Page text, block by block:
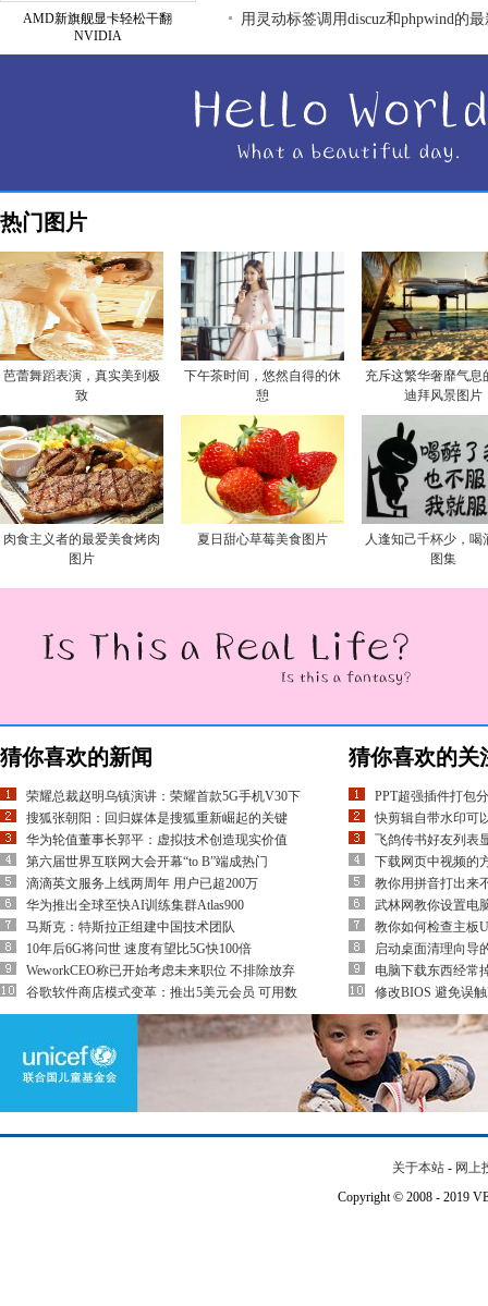
AMD新旗舰显卡轻松干翻
NVIDIA
用灵动标签调用discuz和phpwind的
热门图片
芭蕾舞蹈表演，真实美到极
致
下午茶时间，悠然自得的休
憩
充斥这繁华奢靡气息
迪拜风景图片
肉食主义者的最爱美食烤肉
图片
夏日甜心草莓美食图片
人逢知己千杯少，喝
图集
猜你喜欢的新闻
荣耀总裁赵明乌镇演讲：荣耀首款5G手机V30下
搜狐张朝阳：回归媒体是搜狐重新崛起的关键
华为轮值董事长郭平：虚拟技术创造现实价值
第六届世界互联网大会开幕“to B”端成热门
滴滴英文服务上线两周年 用户已超200万
华为推出全球至快AI训练集群Atlas900
马斯克：特斯拉正组建中国技术团队
10年后6G将问世 速度有望比5G快100倍
WeworkCEO称已开始考虑未来职位 不排除放弃
谷歌软件商店模式变革：推出5美元会员 可用数
猜你喜欢的关
PPT超强插件打包
快剪辑自带水印可
飞鸽传书好友列表
下载网页中视频的
教你用拼音打出来
武林网教你设置电
教你如何检查主板
启动桌面清理向导
电脑下载东西经常
修改BIOS 避免误
关于本站 - 网上
Copyright © 2008 - 2019